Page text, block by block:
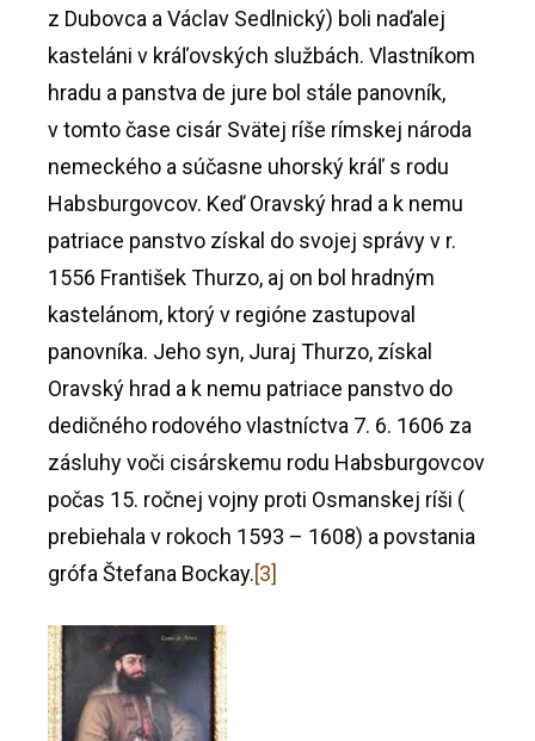
z Dubovca a Václav Sedlnický) boli naďalej
kasteláni v kráľovských službách. Vlastníkom
hradu a panstva de jure bol stále panovník,
v tomto čase cisár Svätej ríše rímskej národa
nemeckého a súčasne uhorský kráľ s rodu
Habsburgovcov. Keď Oravský hrad a k nemu
patriace panstvo získal do svojej správy v r.
1556 František Thurzo, aj on bol hradným
kastelánom, ktorý v regióne zastupoval
panovníka. Jeho syn, Juraj Thurzo, získal
Oravský hrad a k nemu patriace panstvo do
dedičného rodového vlastníctva 7. 6. 1606 za
zásluhy voči cisárskemu rodu Habsburgovcov
počas 15. ročnej vojny proti Osmanskej ríši (
prebiehala v rokoch 1593 – 1608) a povstania
grófa Štefana Bockay.[3]